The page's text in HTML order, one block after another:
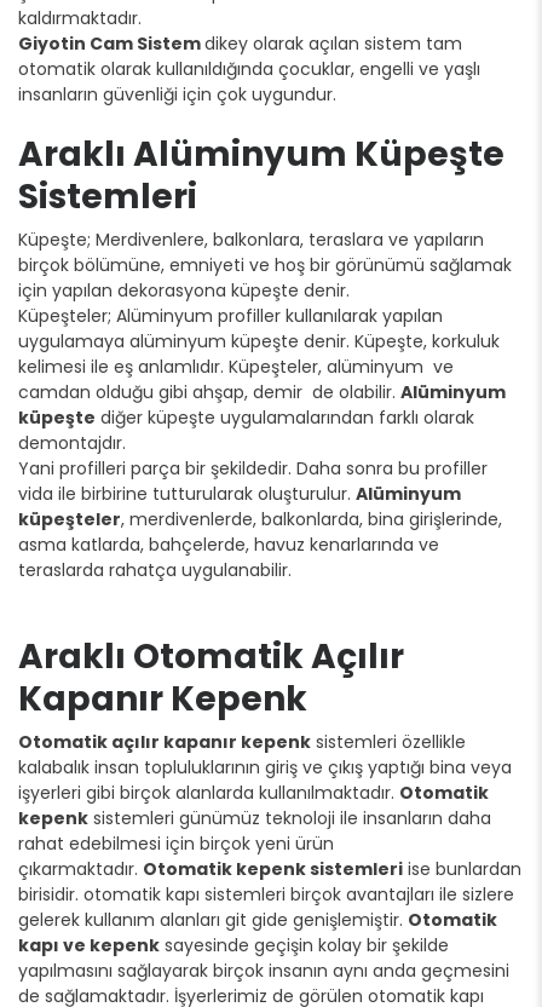
kaldırmaktadır.
Giyotin Cam Sistemdikey olarak açılan sistem tam
otomatik olarak kullanıldığında çocuklar, engelli ve yaşlı
insanların güvenliği için çok uygundur.
Araklı Alüminyum Küpeşte
Sistemleri
Küpeşte; Merdivenlere, balkonlara, teraslara ve yapıların
birçok bölümüne, emniyeti ve hoş bir görünümü sağlamak
için yapılan dekorasyona küpeşte denir.
Küpeşteler; Alüminyum profiller kullanılarak yapılan
uygulamaya alüminyum küpeşte denir. Küpeşte, korkuluk
kelimesi ile eş anlamlıdır. Küpeşteler, alüminyum ve
camdan olduğu gibi ahşap, demir de olabilir. Alüminyum
küpeşte diğer küpeşte uygulamalarından farklı olarak
demontajdır.
Yani profilleri parça bir şekildedir. Daha sonra bu profiller
vida ile birbirine tutturularak oluşturulur. Alüminyum
küpeşteler, merdivenlerde, balkonlarda, bina girişlerinde,
asma katlarda, bahçelerde, havuz kenarlarında ve
teraslarda rahatça uygulanabilir.
Araklı Otomatik Açılır
Kapanır Kepenk
Otomatik açılır kapanır kepenk sistemleri özellikle
kalabalık insan topluluklarının giriş ve çıkış yaptığı bina veya
işyerleri gibi birçok alanlarda kullanılmaktadır. Otomatik
kepenk sistemleri günümüz teknoloji ile insanların daha
rahat edebilmesi için birçok yeni ürün
çıkarmaktadır. Otomatik kepenk sistemleri ise bunlardan
birisidir. otomatik kapı sistemleri birçok avantajları ile sizlere
gelerek kullanım alanları git gide genişlemiştir. Otomatik
kapı ve kepenk sayesinde geçişin kolay bir şekilde
yapılmasını sağlayarak birçok insanın aynı anda geçmesini
de sağlamaktadır. İşyerlerimiz de görülen otomatik kapı